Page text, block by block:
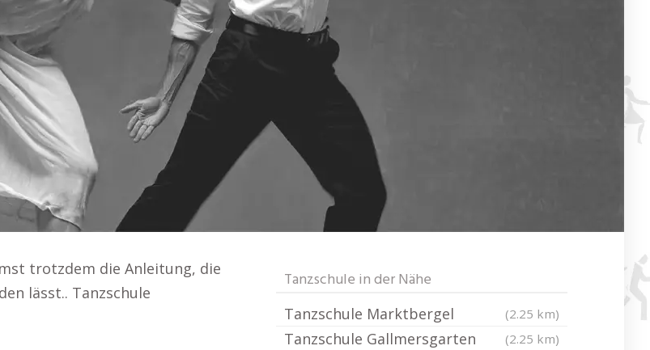
trotzdem die Anleitung, die
lässt.. Tanzschule
Tanzschule in der Nähe
Tanzschule Marktbergel (2.25 km)
Tanzschule Gallmersgarten (2.25 km)